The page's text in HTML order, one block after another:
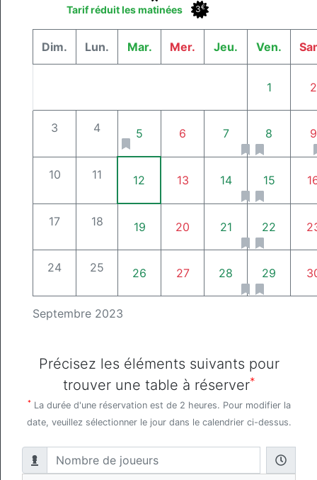
3€
Tarif réduit les matinées
Septembre 2023
Dim. Lun. Mar. Mer. Jeu. Ven.
1 2
3 4 5 6 7 8 9
10 11 12 13 14 15
17 18 19 20 21 22
24 25 26 27 28 29
Précisez les éléments suivants pour
trouver une table à réserver*
* La durée d'une réservation est de 2 heures. Pour modifier la
date, veuillez sélectionner le jour dans le calendrier ci-dessus.